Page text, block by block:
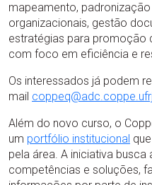
mapeamento,
organizacionais, gestão
estratégias para promoção
com foco em eficiência e
Os interessados já podem
mail
Além do novo curso, o
um portfólio institucional
pela área. A iniciativa busca
competências e soluções,